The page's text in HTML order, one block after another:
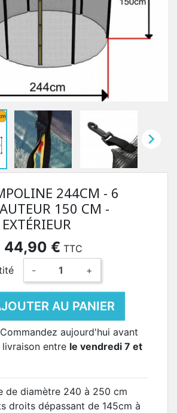

244CM - 6
150 CM -
44,90 € TTC
- +
AU PANIER
Commandez aujourd'hui avant
livraison entre le vendredi 7 et
de diamètre 240 à 250 cm
droits dépassant de 145cm à